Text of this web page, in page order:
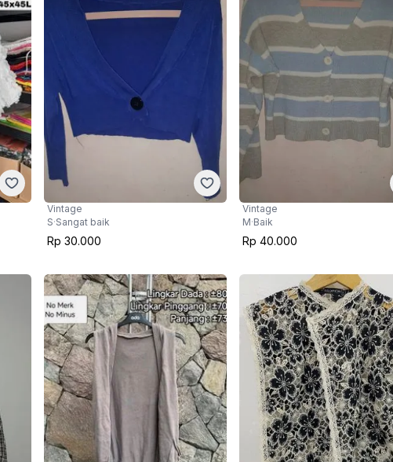
Vintage
S·Sangat baik
Rp 30.000
Vintage
M·Baik
Rp 40.000